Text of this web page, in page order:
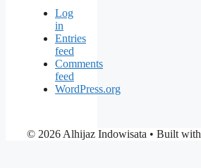
Log
in
Entries
feed
Comments
feed
WordPress.org
© 2026 Alhijaz Indowisata • Built with